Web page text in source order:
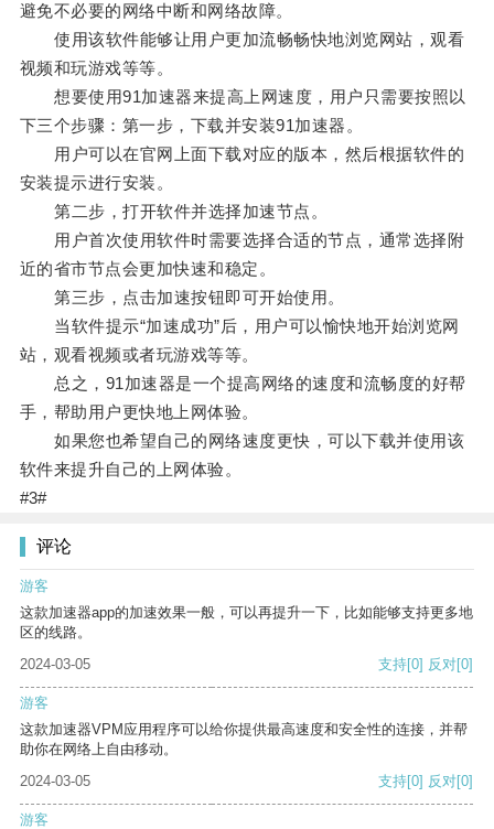
避免不必要的网络中断和网络故障。
使用该软件能够让用户更加流畅畅快地浏览网站，观看
视频和玩游戏等等。
想要使用91加速器来提高上网速度，用户只需要按照以
下三个步骤：第一步，下载并安装91加速器。
用户可以在官网上面下载对应的版本，然后根据软件的
安装提示进行安装。
第二步，打开软件并选择加速节点。
用户首次使用软件时需要选择合适的节点，通常选择附
近的省市节点会更加快速和稳定。
第三步，点击加速按钮即可开始使用。
当软件提示“加速成功”后，用户可以愉快地开始浏览网
站，观看视频或者玩游戏等等。
总之，91加速器是一个提高网络的速度和流畅度的好帮
手，帮助用户更快地上网体验。
如果您也希望自己的网络速度更快，可以下载并使用该
软件来提升自己的上网体验。
#3#
评论
游客
这款加速器app的加速效果一般，可以再提升一下，比如能够支持更多地
区的线路。
2024-03-05
支持[0] 反对[0]
游客
这款加速器VPM应用程序可以给你提供最高速度和安全性的连接，并帮
助你在网络上自由移动。
2024-03-05
支持[0] 反对[0]
游客